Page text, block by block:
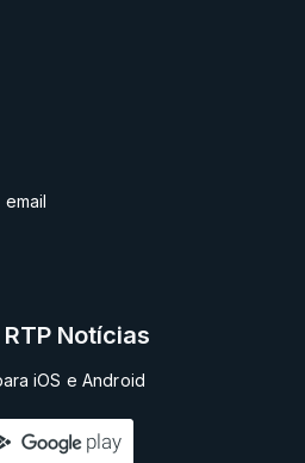
RTP Notícias
iOS e Android